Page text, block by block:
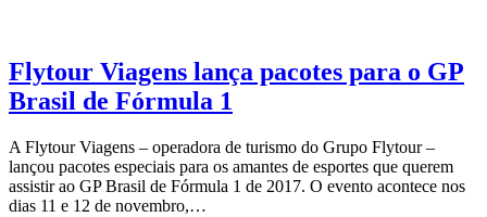
Flytour Viagens lança pacotes para o GP
Brasil de Fórmula 1
A Flytour Viagens – operadora de turismo do Grupo Flytour –
lançou pacotes especiais para os amantes de esportes que querem
assistir ao GP Brasil de Fórmula 1 de 2017. O evento acontece nos
dias 11 e 12 de novembro,…